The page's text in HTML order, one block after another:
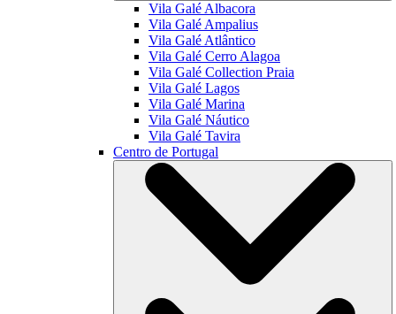
Vila Galé Albacora
Vila Galé Ampalius
Vila Galé Atlântico
Vila Galé Cerro Alagoa
Vila Galé Collection Praia
Vila Galé Lagos
Vila Galé Marina
Vila Galé Náutico
Vila Galé Tavira
Centro de Portugal